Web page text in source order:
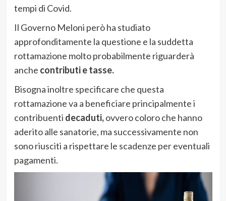
tempi di Covid.
Il Governo Meloni però ha studiato
approfonditamente la questione e la suddetta
rottamazione molto probabilmente riguarderà
anche contributi e tasse.
Bisogna inoltre specificare che questa
rottamazione va a beneficiare principalmente i
contribuenti decaduti,ovvero coloro che hanno
aderito alle sanatorie, ma successivamente non
sono riusciti a rispettare le scadenze per eventuali
pagamenti.